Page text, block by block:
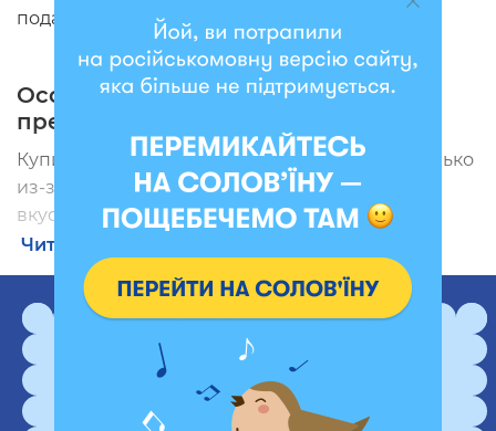
подарка.
Особенности печенья с
предсказаниями
Купить печенье-предсказание хочется не только
из-за его оригинальной формы и приятного
вкуса. Его главная изюминка – маленькая
полоска бумаги, спрятанная внутри. Именно на
ней скрыто то самое загадочное послание,
которое вызывает улыбку, заставляет задуматься
или даже вдохновляет на действие.
ORNER предлагает широкий ассортимент этого
китайского печенья, чтобы вы могли подобрать
идеальный вариант для любого события или
Читать полностью
Оставайтесь на связи
Подпишитесь на рассылку и получите купон
на 50 грн скидки